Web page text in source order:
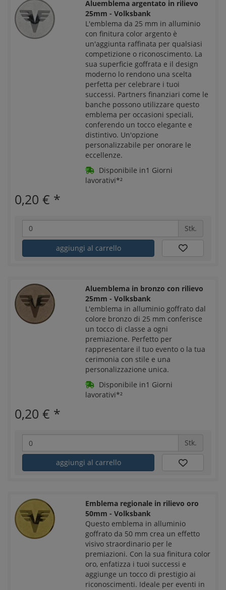
Aluemblema argentato in rilievo
25mm - Volksbank
L'emblema da 25 mm in alluminio
con finitura color argento è
un'aggiunta raffinata per qualsiasi
competizione o riconoscimento. La
sua superficie goffrata e il design
moderno lo rendono una scelta
perfetta per celebrare i tuoi
successi. Partners finanziari come le
banche possono utilizzare questo
emblema per occasioni speciali,
conferendo un tocco elegante e
distintivo. Un'opzione
personalizzabile per onorare le
eccellenze.
Disponibile in1 Giorni
lavorativi*²
0,20 € *
Stk.
aggiungi al carrello
Aluemblema in bronzo con rilievo
25mm - Volksbank
L'emblema in alluminio goffrato dal
colore bronzo di 25 mm conferisce
un tocco di classe a ogni
premiazione. Perfetto per
rappresentare il tuo evento o la tua
cerimonia con stile e una
personalizzazione unica.
Disponibile in1 Giorni
lavorativi*²
0,20 € *
Stk.
aggiungi al carrello
Emblema regionale in rilievo oro
50mm - Volksbank
Questo emblema in alluminio
goffrato da 50 mm crea un effetto
visivo straordinario per le
premiazioni. Con la sua finitura color
oro, enfatizza i tuoi successi e
aggiunge un tocco di prestigio ai
riconoscimenti. Ideale per eventi in